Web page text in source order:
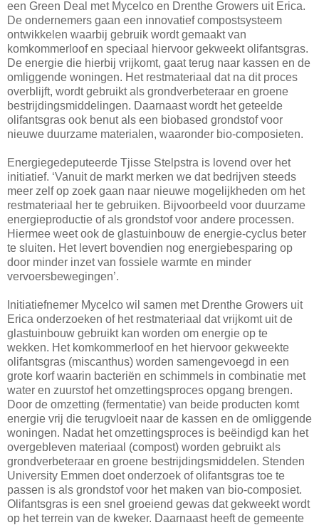
een Green Deal met Mycelco en Drenthe Growers uit Erica.
De ondernemers gaan een innovatief compostsysteem
ontwikkelen waarbij gebruik wordt gemaakt van
komkommerloof en speciaal hiervoor gekweekt olifantsgras.
De energie die hierbij vrijkomt, gaat terug naar kassen en de
omliggende woningen. Het restmateriaal dat na dit proces
overblijft, wordt gebruikt als grondverbeteraar en groene
bestrijdingsmiddelingen. Daarnaast wordt het geteelde
olifantsgras ook benut als een biobased grondstof voor
nieuwe duurzame materialen, waaronder bio-composieten.
Energiegedeputeerde Tjisse Stelpstra is lovend over het
initiatief. ‘Vanuit de markt merken we dat bedrijven steeds
meer zelf op zoek gaan naar nieuwe mogelijkheden om het
restmateriaal her te gebruiken. Bijvoorbeeld voor duurzame
energieproductie of als grondstof voor andere processen.
Hiermee weet ook de glastuinbouw de energie-cyclus beter
te sluiten. Het levert bovendien nog energiebesparing op
door minder inzet van fossiele warmte en minder
vervoersbewegingen’.
Initiatiefnemer Mycelco wil samen met Drenthe Growers uit
Erica onderzoeken of het restmateriaal dat vrijkomt uit de
glastuinbouw gebruikt kan worden om energie op te
wekken. Het komkommerloof en het hiervoor gekweekte
olifantsgras (miscanthus) worden samengevoegd in een
grote korf waarin bacteriën en schimmels in combinatie met
water en zuurstof het omzettingsproces opgang brengen.
Door de omzetting (fermentatie) van beide producten komt
energie vrij die terugvloeit naar de kassen en de omliggende
woningen. Nadat het omzettingsproces is beëindigd kan het
overgebleven materiaal (compost) worden gebruikt als
grondverbeteraar en groene bestrijdingsmiddelen. Stenden
University Emmen doet onderzoek of olifantsgras toe te
passen is als grondstof voor het maken van bio-composiet.
Olifantsgras is een snel groeiend gewas dat gekweekt wordt
op het terrein van de kweker. Daarnaast heeft de gemeente